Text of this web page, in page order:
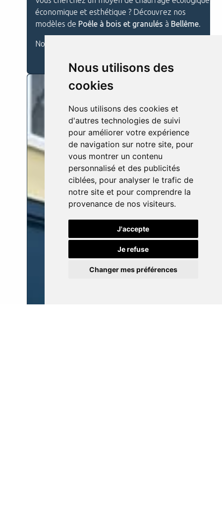
Nous utilisons des
cookies
Nous utilisons des cookies et
d'autres technologies de suivi
pour améliorer votre expérience
de navigation sur notre site, pour
vous montrer un contenu
personnalisé et des publicités
ciblées, pour analyser le trafic de
notre site et pour comprendre la
provenance de nos visiteurs.
J'accepte
Je refuse
Changer mes préférences
économique et esthétique ? Découvrez nos
modèles dePoêle à bois et granulésàBellême.
Nous vous pr...